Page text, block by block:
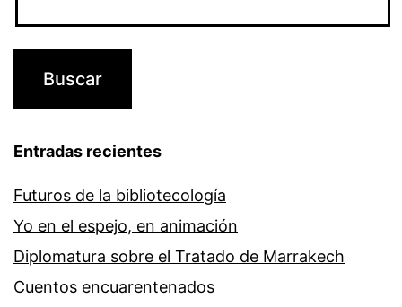
Entradas recientes
Futuros de la bibliotecología
Yo en el espejo, en animación
Diplomatura sobre el Tratado de Marrakech
Cuentos encuarentenados